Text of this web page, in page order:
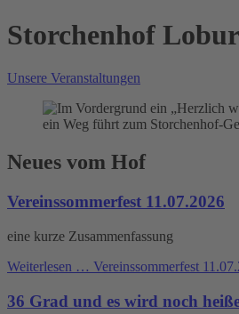
Storchenhof
Unsere Veranstaltungen
Neues vom Hof
Vereinssommerfest 11.07.2026
eine kurze Zusammenfassung
Weiterlesen … Vereinssommerfest
36 Grad und es wird noch